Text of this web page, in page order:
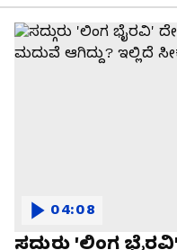
ಸದ್ಗುರು 'ಲಿಂಗ
04:08